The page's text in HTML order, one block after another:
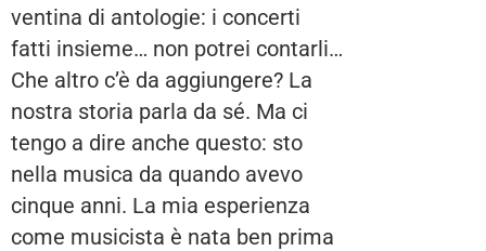
ventina di antologie: i concerti
fatti insieme… non potrei contarli…
Che altro c’è da aggiungere? La
nostra storia parla da sé. Ma ci
tengo a dire anche questo: sto
nella musica da quando avevo
cinque anni. La mia esperienza
come musicista è nata ben prima